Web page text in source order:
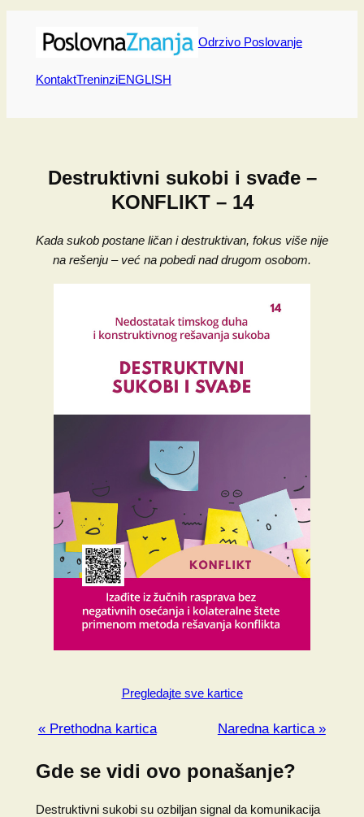
Skip
content
Odrzivo Poslovanje
KontaktTreninziENGLISH
Destruktivni sukobi i svađe –
KONFLIKT – 14
Kada sukob postane ličan i destruktivan, fokus više nije
na rešenju – već na pobedi nad drugom osobom.
Pregledajte sve kartice
« Prethodna kartica Naredna kartica »
Gde se vidi ovo ponašanje?
Destruktivni sukobi su ozbiljan signal da komunikacija